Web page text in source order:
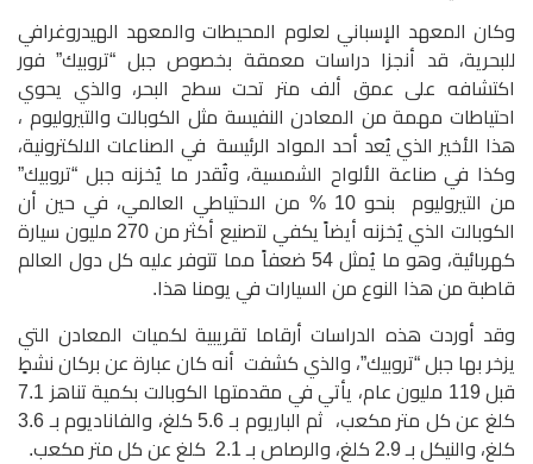
وكان المعهد الإسباني لعلوم المحيطات والمعهد الهيدروغرافي
للبحرية، قد أنجزا دراسات معمقة بخصوص جبل “تروبيك” فور
اكتشافه على عمق ألف متر تحت سطح البحر، والذي يحوي
احتياطات مهمة من المعادن النفيسة مثل الكوبالت والتيروليوم ،
هذا الأخير الذي يُعد أحد المواد الرئيسة في الصناعات الالكترونية،
وكذا في صناعة الألواح الشمسية، وتُقدر ما يُخزنه جبل “تروبيك”
من التيروليوم بنحو 10 % من الاحتياطي العالمي، في حين أن
الكوبالت الذي يُخزنه أيضاً يكفي لتصنيع أكثر من 270 مليون سيارة
كهربائية، وهو ما يُمثل 54 ضعفاً مما تتوفر عليه كل دول العالم
قاطبة من هذا النوع من السيارات في يومنا هذا.
وقد أوردت هذه الدراسات أرقاما تقريبية لكميات المعادن التي
يزخر بها جبل “تروبيك”، والذي كشفت أنه كان عبارة عن بركان نشطٍ
قبل 119 مليون عام، يأتي في مقدمتها الكوبالت بكمية تناهز 7.1
كلغ عن كل متر مكعب، ثم الباريوم بـ 5.6 كلغ، والفاناديوم بـ 3.6
كلغ، والنيكل بـ 2.9 كلغ، والرصاص بـ 2.1 كلغ عن كل متر مكعب.